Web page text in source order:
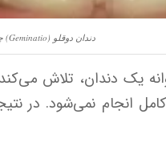
دندان دوقلو (Geminatio) چیست؟
یک دندان، تلاش
انجام نمی‌شود. در